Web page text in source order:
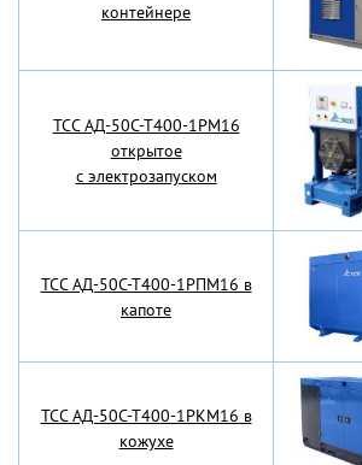
контейнере
TCC АД-50С-Т400-1РМ16
открытое
с электрозапуском
TCC АД-50С-Т400-1РПМ16 в
капоте
TCC АД-50С-Т400-1РКМ16 в
кожухе